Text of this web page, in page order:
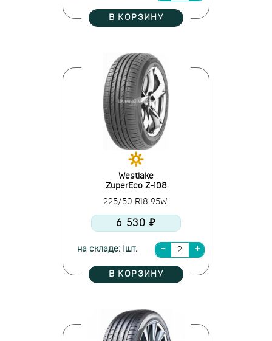
В КОРЗИНУ
Westlake
ZuperEco Z-108
225/50 R18 95W
6 530 ₽
на складе: 1шт.
В КОРЗИНУ